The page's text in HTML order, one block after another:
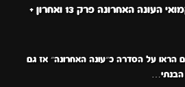
גולדן קמואי העונה האחרונה פרק 13 ואחרון +
על הסדרה כ״עונה האחרונה״ אז גם
הבנתי…